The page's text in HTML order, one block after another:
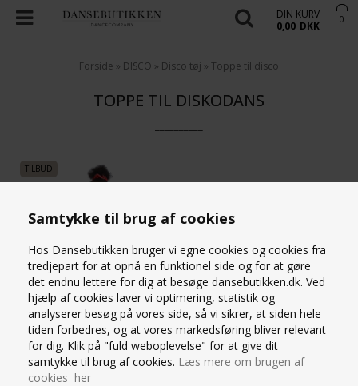
Samtykke til brug af cookies
Hos Dansebutikken bruger vi egne cookies og cookies fra
tredjepart for at opnå en funktionel side og for at gøre
det endnu lettere for dig at besøge dansebutikken.dk. Ved
hjælp af cookies laver vi optimering, statistik og
analyserer besøg på vores side, så vi sikrer, at siden hele
tiden forbedres, og at vores markedsføring bliver relevant
for dig. Klik på "fuld weboplevelse" for at give dit
samtykke til brug af cookies. Læs mere om brugen af
cookies her
DIN KURV
0,00 DKK 0
Forside » DISCO » Disco tøj » Toppe til disco
TOPPE TIL DISKODANS
RØD BLANK KORT
GYMNASTIKTOP PIGER THE
ZONE
219,0049,50 DKK